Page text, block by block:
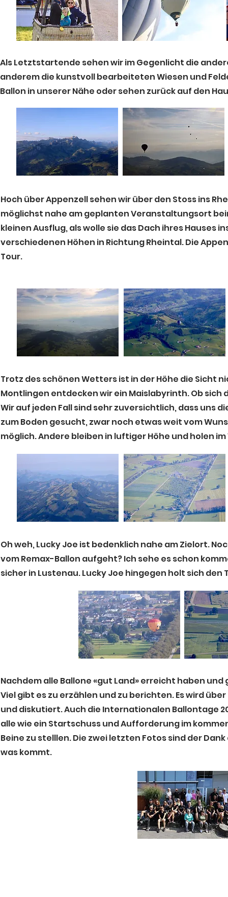
Als Letztstartende sehen wir im Gegenlicht die
anderem die kunstvoll bearbeiteten Wiesen und
Ballon in unserer Nähe oder sehen zurück auf den
Hoch über Appenzell sehen wir über den Stoss ins
möglichst nahe am geplanten Veranstaltungsort
kleinen Ausflug, als wolle sie das Dach ihres
verschiedenen Höhen in Richtung Rheintal. Die
Tour.
Trotz des schönen Wetters ist in der Höhe die Sicht
Montlingen entdecken wir ein Maislabyrinth. Ob
Wir auf jeden Fall sind sehr zuversichtlich, dass uns
zum Boden gesucht, zwar noch etwas weit vom
möglich. Andere bleiben in luftiger Höhe und holen
Oh weh, Lucky Joe ist bedenklich nahe am Zielort.
vom Remax-Ballon aufgeht? Ich sehe es schon
sicher in Lustenau. Lucky Joe hingegen holt sich den
Nachdem alle Ballone «gut Land» erreicht haben
Viel gibt es zu erzählen und zu berichten. Es wird
und diskutiert. Auch die Internationalen Ballontage
alle wie ein Startschuss und Aufforderung im
Beine zu stelllen. Die zwei letzten Fotos sind der
was kommt.